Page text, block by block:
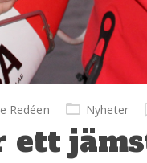
Redéen Nyheter
ett